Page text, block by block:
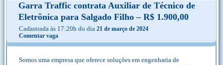
Garra Traffic contrata Auxiliar de Técnico de
Eletrônica para Salgado Filho – R$ 1.900,00
Cadastrada às 17:20h do dia 21 de março de 2024
Comentar vaga
Somos uma empresa que oferece soluções em engenharia de